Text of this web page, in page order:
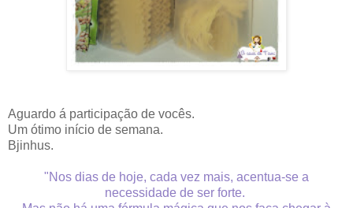
Aguardo á participação de vocês.
Um ótimo início de semana.
Bjinhus.
"Nos dias de hoje, cada vez mais, acentua-se a
necessidade de ser forte.